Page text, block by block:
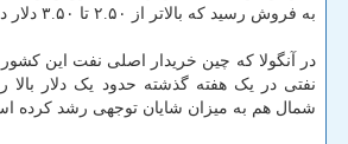
به فروش رسید که بالاتر از ۲.۵۰ تا ۳.۵۰ دلار در ماه گذشته بود.
در آنگولا که چین خریدار اصلی نفت این
نفتی در یک هفته گذشته حدود یک دلار
شمال هم به میزان شایان توجهی رشد کرده